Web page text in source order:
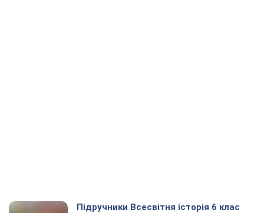
Підручники Всесвітня історія 6 клас